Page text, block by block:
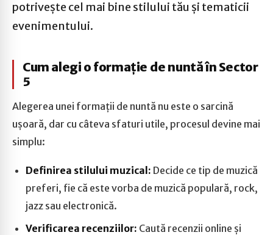
potrivește cel mai bine stilului tău și tematicii
evenimentului.
Cum alegi o formație de nuntă în Sector
5
Alegerea unei formații de nuntă nu este o sarcină
ușoară, dar cu câteva sfaturi utile, procesul devine mai
simplu:
Definirea stilului muzical: Decide ce tip de muzică
preferi, fie că este vorba de muzică populară, rock,
jazz sau electronică.
Verificarea recenziilor: Caută recenzii online și